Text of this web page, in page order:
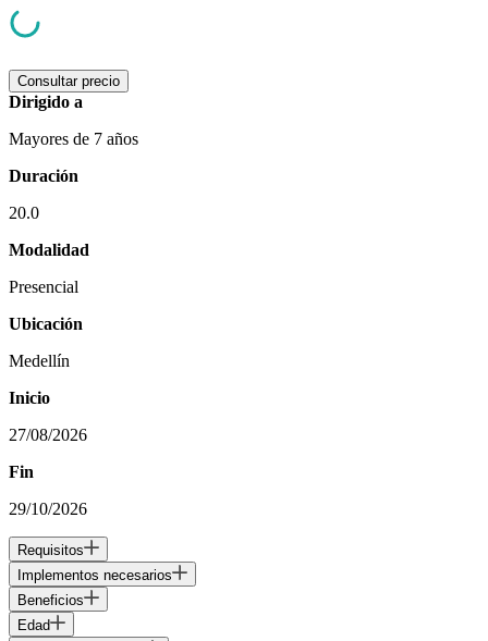
Consultar precio
Dirigido a
Mayores de 7 años
Duración
20.0
Modalidad
Presencial
Ubicación
Medellín
Inicio
27/08/2026
Fin
29/10/2026
Requisitos
Implementos necesarios
Beneficios
Edad